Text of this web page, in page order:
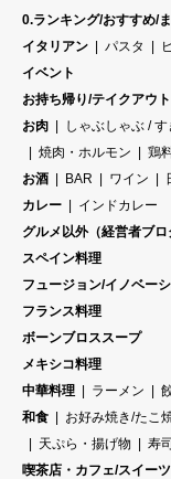
0.ランキング/おすすめ/
イタリアン
パスタ
イベント
お持ち帰り/テイクアウト
お肉
しゃぶしゃぶ / す
焼肉・ホルモン
鶏
お酒
BAR ワイン
カレー
インドカレー
グルメ以外（経営者ブロ
スペイン料理
フュージョン/イノベー
フランス料理
ボーンブロススープ
メキシコ料理
中華料理
ラーメン
和食
お好み焼き/たこ
天ぷら・揚げ物
寿司
喫茶店・カフェ/スイーツ